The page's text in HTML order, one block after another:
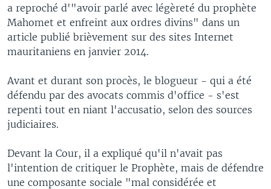
a reproché d'"avoir parlé avec légèreté du prophète
Mahomet et enfreint aux ordres divins" dans un
article publié brièvement sur des sites Internet
mauritaniens en janvier 2014.
Avant et durant son procès, le blogueur - qui a été
défendu par des avocats commis d'office - s'est
repenti tout en niant l'accusatio, selon des sources
judiciaires.
Devant la Cour, il a expliqué qu'il n'avait pas
l'intention de critiquer le Prophète, mais de défendre
une composante sociale "mal considérée et